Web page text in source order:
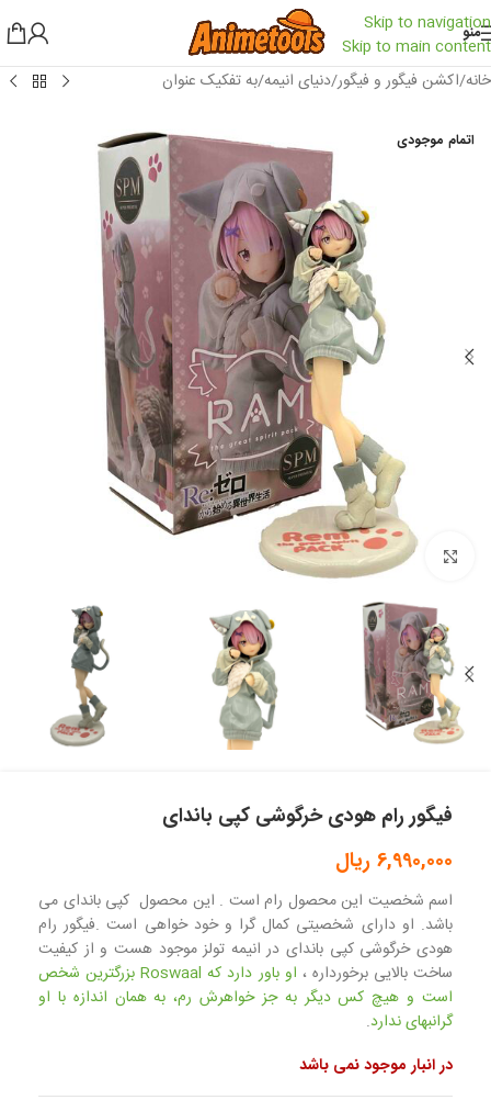
Skip to navigation
Skip to main content
منو
خانه/اکشن فیگور و فیگور/دنیای انیمه/به تفکیک عنوان
اتمام موجودی
بزرگنمایی تصویر
فیگور رام هودی خرگوشی کپی باندای
6,990,000 ریال
اسم شخصیت این محصول رام است . این محصول کپی باندای می
باشد. او دارای شخصیتی کمال گرا و خود خواهی است .فیگور رام
هودی خرگوشی کپی باندای در انیمه تولز موجود هست و از کیفیت
ساخت بالایی برخورداره ،
او باور دارد که Roswaal بزرگترین شخص
است و هیچ کس دیگر به جز خواهرش رم، به همان اندازه با او
گرانبهای ندارد.
در انبار موجود نمی باشد